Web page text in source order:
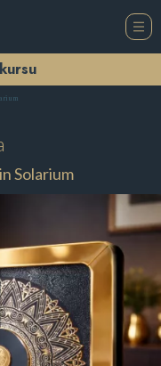
Solarium